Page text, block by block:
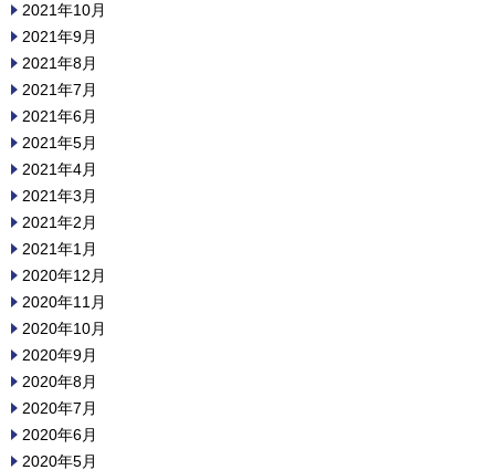
2021年10月
2021年9月
2021年8月
2021年7月
2021年6月
2021年5月
2021年4月
2021年3月
2021年2月
2021年1月
2020年12月
2020年11月
2020年10月
2020年9月
2020年8月
2020年7月
2020年6月
2020年5月